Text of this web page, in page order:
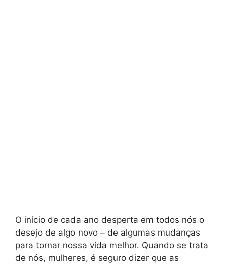
O início de cada ano desperta em todos nós o
desejo de algo novo – de algumas mudanças
para tornar nossa vida melhor. Quando se trata
de nós, mulheres, é seguro dizer que as